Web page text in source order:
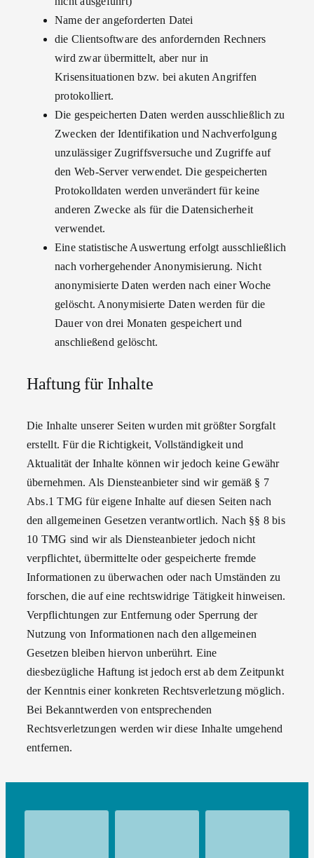
Name der angeforderten Datei
die Clientsoftware des anfordernden Rechners
wird zwar übermittelt, aber nur in
Krisensituationen bzw. bei akuten Angriffen
protokolliert.
Die gespeicherten Daten werden ausschließlich zu
Zwecken der Identifikation und Nachverfolgung
unzulässiger Zugriffsversuche und Zugriffe auf
den Web-Server verwendet. Die gespeicherten
Protokolldaten werden unverändert für keine
anderen Zwecke als für die Datensicherheit
verwendet.
Eine statistische Auswertung erfolgt ausschließlich
nach vorhergehender Anonymisierung. Nicht
anonymisierte Daten werden nach einer Woche
gelöscht. Anonymisierte Daten werden für die
Dauer von drei Monaten gespeichert und
anschließend gelöscht.
Haftung für Inhalte
Die Inhalte unserer Seiten wurden mit größter Sorgfalt
erstellt. Für die Richtigkeit, Vollständigkeit und
Aktualität der Inhalte können wir jedoch keine Gewähr
übernehmen. Als Diensteanbieter sind wir gemäß § 7
Abs.1 TMG für eigene Inhalte auf diesen Seiten nach
den allgemeinen Gesetzen verantwortlich. Nach §§ 8 bis
10 TMG sind wir als Diensteanbieter jedoch nicht
verpflichtet, übermittelte oder gespeicherte fremde
Informationen zu überwachen oder nach Umständen zu
forschen, die auf eine rechtswidrige Tätigkeit hinweisen.
Verpflichtungen zur Entfernung oder Sperrung der
Nutzung von Informationen nach den allgemeinen
Gesetzen bleiben hiervon unberührt. Eine
diesbezügliche Haftung ist jedoch erst ab dem Zeitpunkt
der Kenntnis einer konkreten Rechtsverletzung möglich.
Bei Bekanntwerden von entsprechenden
Rechtsverletzungen werden wir diese Inhalte umgehend
entfernen.